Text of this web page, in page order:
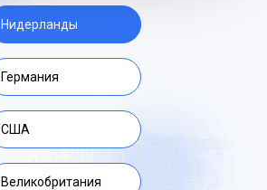
Нидерланды
Германия
США
Великобритания